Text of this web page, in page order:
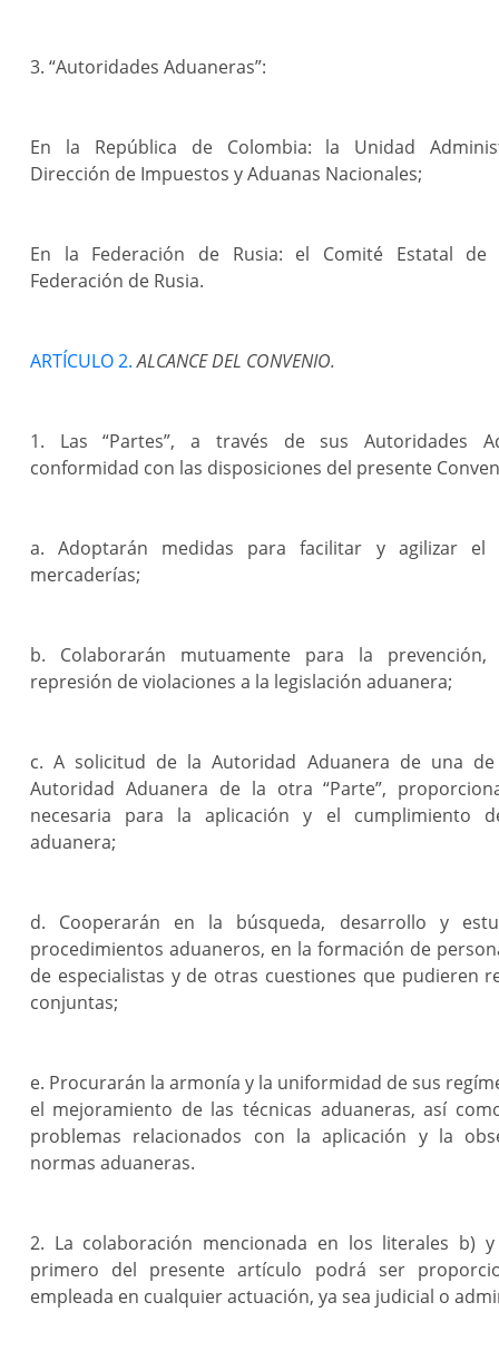
3. “Autoridades Aduaneras”:
En la República de Colombia: la Unidad
Dirección de Impuestos y Aduanas Nacionales;
En la Federación de Rusia: el Comité Estatal de
Federación de Rusia.
ARTÍCULO 2.ALCANCE DEL CONVENIO.
1. Las “Partes”, a través de sus Autoridades
conformidad con las disposiciones del presente
a. Adoptarán medidas para facilitar y agilizar el
mercaderías;
b. Colaborarán mutuamente para la prevención,
represión de violaciones a la legislación aduanera;
c. A solicitud de la Autoridad Aduanera de una de
Autoridad Aduanera de la otra “Parte”,
necesaria para la aplicación y el cumplimiento
aduanera;
d. Cooperarán en la búsqueda, desarrollo y
procedimientos aduaneros, en la formación de
de especialistas y de otras cuestiones que pudieren
conjuntas;
e. Procurarán la armonía y la uniformidad de sus
el mejoramiento de las técnicas aduaneras, así
problemas relacionados con la aplicación y la
normas aduaneras.
2. La colaboración mencionada en los literales b)
primero del presente artículo podrá ser
empleada en cualquier actuación, ya sea judicial o